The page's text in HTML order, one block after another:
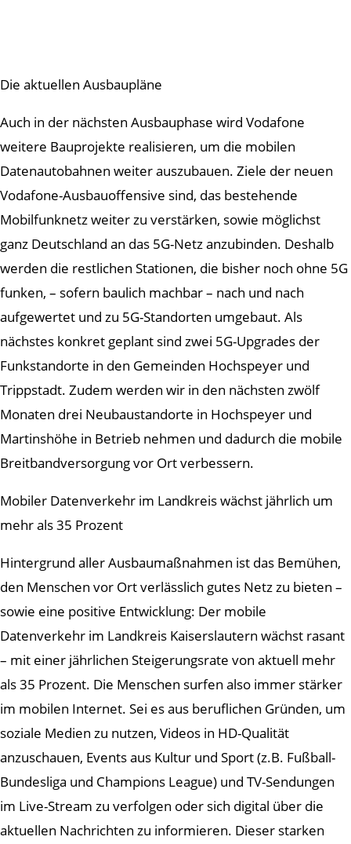
Die aktuellen Ausbaupläne
Auch in der nächsten Ausbauphase wird Vodafone
weitere Bauprojekte realisieren, um die mobilen
Datenautobahnen weiter auszubauen. Ziele der neuen
Vodafone-Ausbauoffensive sind, das bestehende
Mobilfunknetz weiter zu verstärken, sowie möglichst
ganz Deutschland an das 5G-Netz anzubinden. Deshalb
werden die restlichen Stationen, die bisher noch ohne 5G
funken, – sofern baulich machbar – nach und nach
aufgewertet und zu 5G-Standorten umgebaut. Als
nächstes konkret geplant sind zwei 5G-Upgrades der
Funkstandorte in den Gemeinden Hochspeyer und
Trippstadt. Zudem werden wir in den nächsten zwölf
Monaten drei Neubaustandorte in Hochspeyer und
Martinshöhe in Betrieb nehmen und dadurch die mobile
Breitbandversorgung vor Ort verbessern.
Mobiler Datenverkehr im Landkreis wächst jährlich um
mehr als 35 Prozent
Hintergrund aller Ausbaumaßnahmen ist das Bemühen,
den Menschen vor Ort verlässlich gutes Netz zu bieten –
sowie eine positive Entwicklung: Der mobile
Datenverkehr im Landkreis Kaiserslautern wächst rasant
– mit einer jährlichen Steigerungsrate von aktuell mehr
als 35 Prozent. Die Menschen surfen also immer stärker
im mobilen Internet. Sei es aus beruflichen Gründen, um
soziale Medien zu nutzen, Videos in HD-Qualität
anzuschauen, Events aus Kultur und Sport (z.B. Fußball-
Bundesliga und Champions League) und TV-Sendungen
im Live-Stream zu verfolgen oder sich digital über die
aktuellen Nachrichten zu informieren. Dieser starken